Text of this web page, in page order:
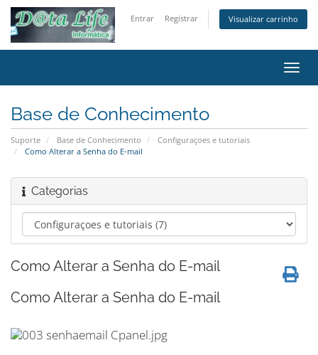
Entrar Registrar Visualizar carrinho
Base de Conhecimento
Suporte Base de Conhecimento
Configuraçoes e tutoriais
Como Alterar a Senha do E-mail
Categorias
Como Alterar a Senha do E-mail
Como Alterar a Senha do E-mail